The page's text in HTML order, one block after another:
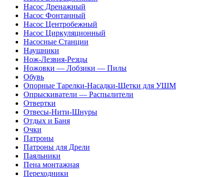
Насос Дренажный
Насос Фонтанный
Насос Центробежный
Насос Циркуляционный
Насосные Станции
Наушники
Нож-Лезвия-Резцы
Ножовки — Лобзики — Пилы
Обувь
Опорные Тарелки-Насадки-Щетки для УШМ
Опрыскиватели — Распылители
Отвертки
Отвесы-Нити-Шнуры
Отдых и Баня
Очки
Патроны
Патроны для Дрели
Паяльники
Пена монтажная
Переходники